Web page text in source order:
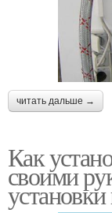
читать дальше →
Как
своими